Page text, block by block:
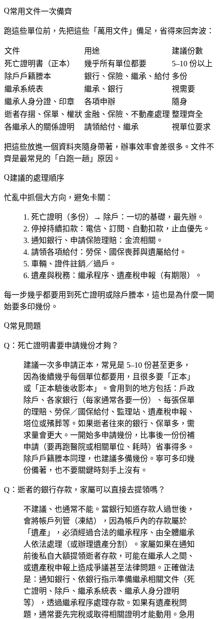
常用文件一次備齊
跑這些單位前，先把這些「萬用文件」備足，省得來回奔波：
文件 用途
建議份數
死亡證明書（正本）
幾乎所有單位都要
5–10 份以上
除戶戶籍謄本
銀行、保險、繼承、給付 多份
繼承系統表
繼承、銀行
視需要
繼承人身分證、印章
各項申辦
隨身
逝者存摺、保單、權狀 金融、保險、不動產處理 整理齊全
各繼承人的關係證明
請領給付、繼承 視單位要求
把這些放進一個資料夾隨身帶著，辦事效率會差很多。文件不
齊是最常見的「白跑一趟」原因。
建議的處理順序
忙亂中抓個大方向，避免卡關：
死亡證明（多份）→ 除戶 ：一切的基礎，最先辦。
停掉持續扣款 ：電信、訂閱、自動扣款，止血優先。
通知銀行、申請保險理賠 ：金流相關。
請領各項給付 ：勞保、國保喪葬與遺屬給付。
車輛、證件註銷／過戶 。
遺產與稅務 ：繼承程序、遺產稅申報（有期限）。
每一步幾乎都要用到死亡證明或除戶謄本，這也是為什麼一開
始要多印幾份。
常見問題
Q：死亡證明書要申請幾份才夠？
建議一次多申請正本，常見是 5–10 份甚至更多，
因為後續幾乎每個單位都要用，且很多要「正本」
或「正本驗後收影本」。會用到的地方包括：戶政
除戶、各家銀行（每家通常各要一份）、每張保單
的理賠、勞保／國保給付、監理站、遺產稅申報、
塔位或殯葬等。如果逝者往來的銀行、保單多，需
求量會更大。一開始多申請幾份，比事後一份份補
申請（要再跑醫院或相關單位、耗時）省事得多。
除戶戶籍謄本同理，也建議多備幾份。寧可多印幾
份備著，也不要關鍵時刻手上沒有。
Q：逝者的銀行存款，家屬可以直接去提領嗎？
不建議、也通常不能。當銀行知道存款人過世後，
會將帳戶列管（凍結），因為帳戶內的存款屬於
「遺產」，必須經過合法的繼承程序、由全體繼承
人依法處理（或辦理遺產分割）。家屬如果在通知
前後私自大額提領逝者存款，可能在繼承人之間、
或遺產稅申報上造成爭議甚至法律問題。正確做法
是：通知銀行、依銀行指示準備繼承相關文件（死
亡證明、除戶、繼承系統表、繼承人身分證明
等），透過繼承程序處理存款。如果有遺產稅問
題，通常要先完稅或取得相關證明才能動用。急用